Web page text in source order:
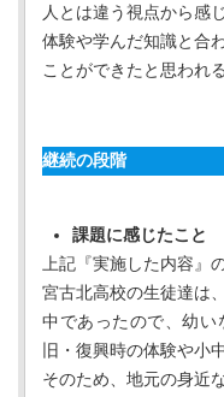
人とは違う視点から感
体験や学んだ知識と合
ことができたと思われる
継続の段階
課題に感じたこと
上記『実施した内容』
宮古北高校の生徒達は
中であったので、幼い
旧・復興時の体験や小
そのため、地元の身近